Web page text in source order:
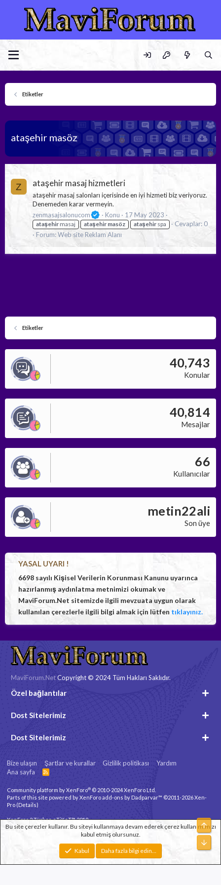
Etiketler
ataşehir masöz
Z ataşehir masaj hizmetleri
ataşehir masaj salonları içerisinde en iyi hizmeti biz veriyoruz.
Denemeden karar vermeyin.
zenmasajsalonucom
Konu 17 May 2023
ataşehir masaj ataşehir masöz ataşehir spa
Cevaplar: 0
Forum:Web site Reklam Alanı
Etiketler
40,743
Konular
40,814
Mesajlar
66
Kullanıcılar
metin22ali
Son üye
YASAL UYARI !
6698 sayılı Kişisel Verilerin Korunması Kanunu uyarınca
hazırlanmış aydınlatma metnimizi okumak ve
MaviForum.Net sitemizde ilgili mevzuata uygun olarak
kullanılan çerezlerle ilgili bilgi almak için lütfen tıklayınız.
MaviForum.NetCopyright © 2024 Tüm Hakları Saklıdır.
Özel bağlantılar
Dost Sitelerimiz
Dost Sitelerimiz
Bize ulaşın Şartlar ve kurallar Gizlilik politikası
Yardım
Ana sayfa
R
Community platform by XenForo® © 2010-2024 XenForo Ltd.
Parts of this site powered byXenForo add-ons by Dadparvar™ ©2011-2026Xen-
Pro (Details)
XenForo 2 Türkçe eTiKeT™ 2019
© by ©XenTR
Toplam sorgu Toplam zaman
En fazla bellek
Bu site çerezler kullanır. Bu siteyi kullanmaya devam ederek çerez kullanımımızı
kabul etmiş olursunuz.
Kabul Daha fazla bilgi edin…
Üst
Alt